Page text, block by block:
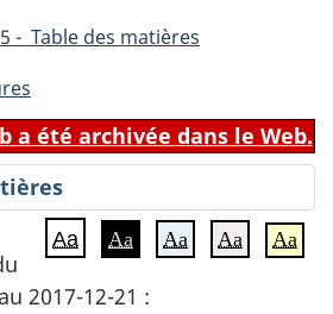
- Table des matières
a été archivée dans le Web.
Aa Aa Aa Aa Aa
2017-12-21 :